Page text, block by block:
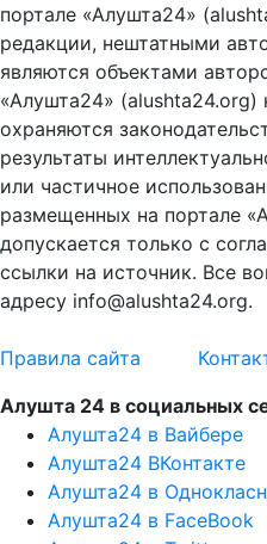
портале «Алушта24»
редакции, нештатными
являются объектами
«Алушта24» (alushta24.org)
охраняются
результаты
или частичное
размещенных на портале
допускается только с
ссылки на источник. Все
адресу info@alushta24.org.
Правила сайта
Алушта 24 в социальных
Алушта24 в Вайбере
Алушта24 ВКонтакте
Алушта24 в
Алушта24 в FaceBook